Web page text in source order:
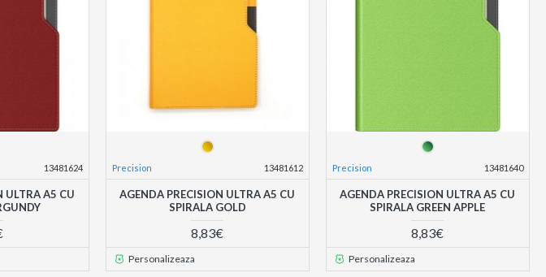
13481624
ULTRA A5 CU
Precision 13481612
AGENDA PRECISION ULTRA A5 CU
SPIRALA GOLD
8,83€
Personalizeaza
Precision 13481640
AGENDA PRECISION ULTRA A5 CU
SPIRALA GREEN APPLE
8,83€
Personalizeaza